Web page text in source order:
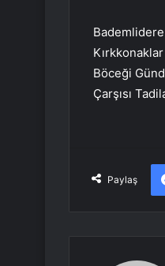
Böceği
Çarşısı
Paylaş